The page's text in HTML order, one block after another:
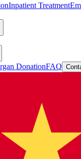
Inpatient Treatment
DonationFAQ